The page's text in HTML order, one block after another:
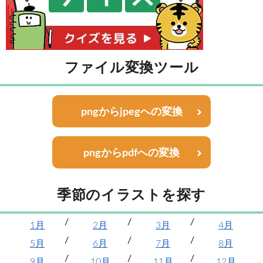
ファイル変換ツール
pngからjpegへの変換
pngからpdfへの変換
季節のイラストを探す
1月 2月 3月
4月
5月
6月 7月
8月